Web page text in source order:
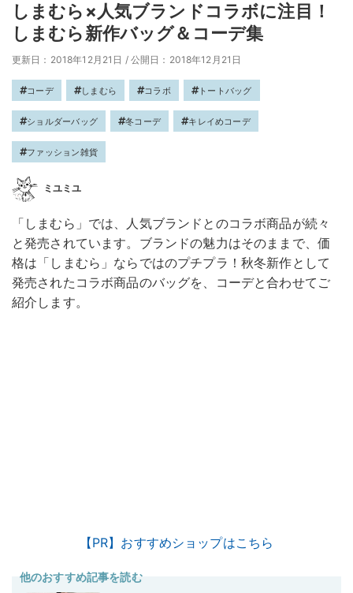
しまむら×人気ブランドコラボに注目！
しまむら新作バッグ＆コーデ集
更新日：2018年12月21日 / 公開日：2018年12月21日
コーデ しまむら コラボ トートバッグ
ショルダーバッグ 冬コーデ キレイめコーデ
ファッション雑貨
ミユミユ
「しまむら」では、人気ブランドとのコラボ商品が続々
と発売されています。ブランドの魅力はそのままで、価
格は「しまむら」ならではのプチプラ！秋冬新作として
発売されたコラボ商品のバッグを、コーデと合わせてご
紹介します。
【PR】おすすめショップはこちら
他のおすすめ記事を読む